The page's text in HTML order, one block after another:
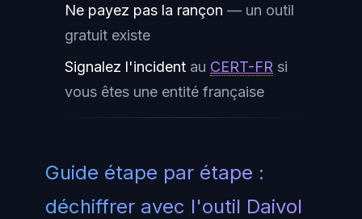
Ne payez pas la rançon — un outil
gratuit existe
Signalez l'incident au CERT-FR si
vous êtes une entité française
Guide étape par étape :
déchiffrer avec l'outil Daivol